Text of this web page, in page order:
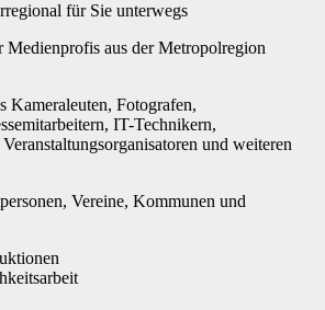
für Sie unterwegs
aus der Metropolregion
Kameraleuten, Fotografen,
IT-Technikern,
und weiteren
Vereine, Kommunen und